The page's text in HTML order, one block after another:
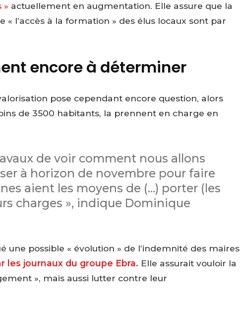
» actuellement en augmentation. Elle assure que la
l’accès à la formation » des élus locaux sont par
encore à déterminer
pose cependant encore question, alors
de 3500 habitants, la prennent en charge en
de voir comment nous allons
à horizon de novembre pour faire
aient les moyens de (…) porter (les
charges », indique Dominique
une possible « évolution » de l’indemnité des maires
les journaux du groupe Ebra. Elle assurait vouloir la
», mais aussi lutter contre leur